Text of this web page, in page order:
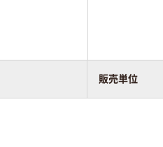
販売単位